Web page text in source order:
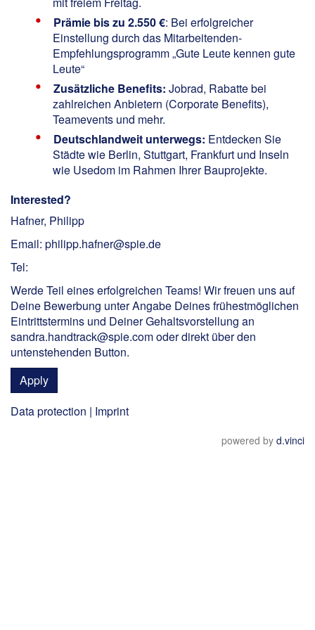
Prämie bis zu 2.550 €: Bei erfolgreicher
Einstellung durch das Mitarbeitenden-
Empfehlungsprogramm „Gute Leute kennen gute
Leute“
Zusätzliche Benefits: Jobrad, Rabatte bei
zahlreichen Anbietern (Corporate Benefits),
Teamevents und mehr.
Deutschlandweit unterwegs: Entdecken Sie
Städte wie Berlin, Stuttgart, Frankfurt und Inseln
wie Usedom im Rahmen Ihrer Bauprojekte.
Interested?
Hafner, Philipp
Email: philipp.hafner@spie.de
Tel:
Werde Teil eines erfolgreichen Teams! Wir freuen uns auf
Deine Bewerbung unter Angabe Deines frühestmöglichen
Eintrittstermins und Deiner Gehaltsvorstellung an
sandra.handtrack@spie.com oder direkt über den
untenstehenden Button.
Apply
Data protection | Imprint
powered by d.vinci